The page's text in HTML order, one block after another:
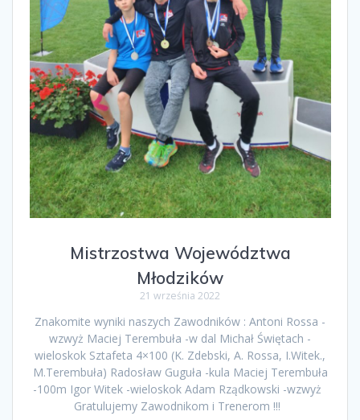
Mistrzostwa Województwa
Młodzików
21 września 2022
Znakomite wyniki naszych Zawodników : Antoni Rossa -
wzwyż Maciej Terembuła -w dal Michał Świętach -
wieloskok Sztafeta 4×100 (K. Zdebski, A. Rossa, I.Witek.,
M.Terembuła) Radosław Guguła -kula Maciej Terembuła
-100m Igor Witek -wieloskok Adam Rządkowski -wzwyż
Gratulujemy Zawodnikom i Trenerom !!!